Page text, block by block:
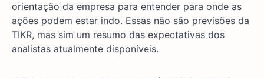
orientação da empresa para entender para onde as
ações podem estar indo. Essas não são previsões da
TIKR, mas sim um resumo das expectativas dos
analistas atualmente disponíveis.